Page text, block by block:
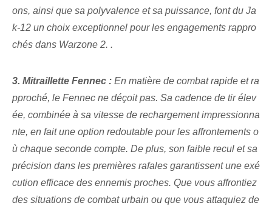
ons, ainsi que sa polyvalence et sa puissance, font du Ja
k-12 un choix exceptionnel pour les engagements rappro
chés dans Warzone 2. .
3.​ Mitraillette Fennec : En matière de combat rapide et ra
pproché, le Fennec ne déçoit pas. Sa cadence de tir élev
ée, combinée à sa vitesse de rechargement impressionna
nte, en fait une option redoutable pour les affrontements o
ù chaque seconde compte. De plus, son faible⁤ recul⁤ et sa
précision dans les premières rafales garantissent une exé
cution efficace des ennemis proches. Que vous affrontiez
des situations de combat urbain ou que vous attaquiez de